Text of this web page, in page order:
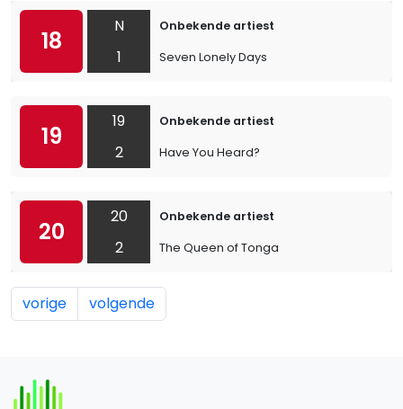
18
N
1
Onbekende artiest
Seven Lonely Days
19
19
2
Onbekende artiest
Have You Heard?
20
20
2
Onbekende artiest
The Queen of Tonga
vorige volgende